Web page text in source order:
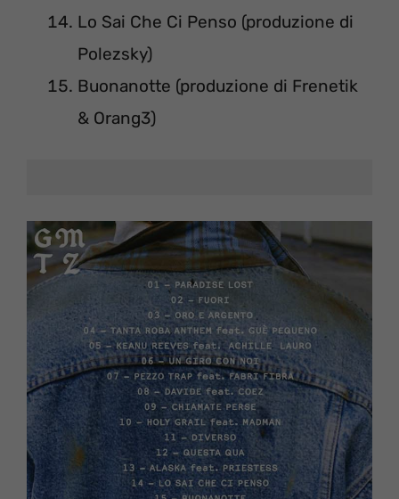
Lo Sai Che Ci Penso (produzione di
Polezsky)
Buonanotte (produzione di Frenetik
& Orang3)